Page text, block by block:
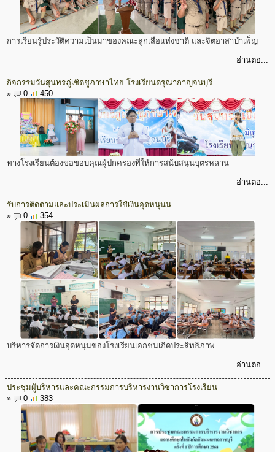
การเรียนรู้ประวัติความเป็นมาของคณะลูกเสือแห่งชาติ และจิตอาสาบำเพ็ญ
อ่านต่อ...
กิจกรรมวันสุนทรภู่เชิดชูภาษาไทย โรงเรียนดรุณากาญจนบุรี
»
0 450
ทางโรงเรียนต้องขอขอบคุณผู้ปกครองที่ให้การสนับสนุนบุตรหลาน
อ่านต่อ...
รับการติดตามและประเมินผลการใช้เงินอุดหนุนน
»
0 354
บริหารจัดการเงินอุดหนุนของโรงเรียนเอกชนเกิดประสิทธิภาพ
อ่านต่อ...
ประชุมผู้บริหารและคณะกรรมการบริหารงานวิชาการโรงเรียน
»
0 383